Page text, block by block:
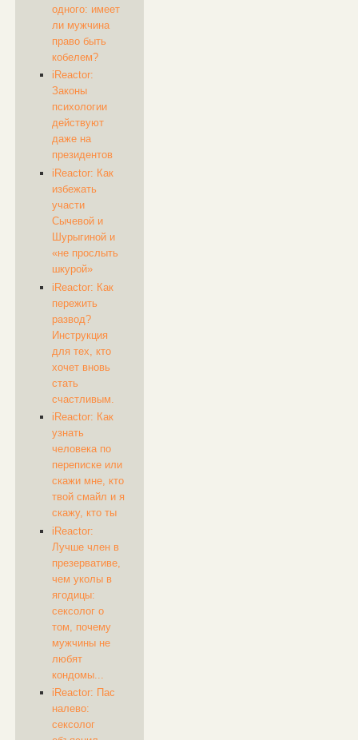
одного: имеет
ли мужчина
право быть
кобелем?
​iReactor:
Законы
психологии
действуют
даже на
президентов
​iReactor: Как
избежать
участи
Сычевой и
Шурыгиной и
«не прослыть
шкурой»
​iReactor: Как
пережить
развод?
Инструкция
для тех, кто
хочет вновь
стать
счастливым.
​iReactor: Как
узнать
человека по
переписке или
скажи мне, кто
твой смайл и я
скажу, кто ты
​iReactor:
Лучше член в
презервативе,
чем уколы в
ягодицы:
сексолог о
том, почему
мужчины не
любят
кондомы...
​iReactor: Пас
налево:
сексолог